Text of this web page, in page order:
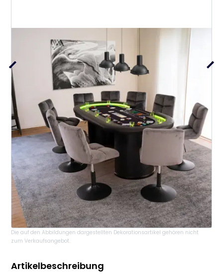
Die auf den Abbildungen dargestellten Dekorationsartikel gehören nicht
zum Verkaufsangebot.
Artikelbeschreibung